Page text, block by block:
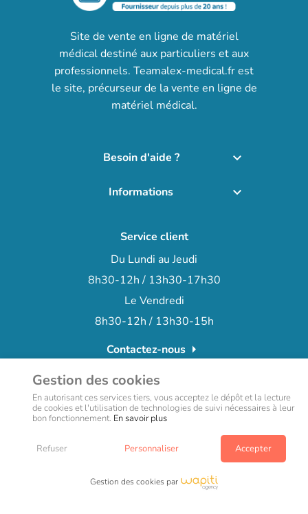
Site de vente en ligne de matériel
médical destiné aux particuliers et aux
professionnels. Teamalex-medical.fr est
le site, précurseur de la vente en ligne de
matériel médical.
Besoin d'aide ? 
Informations 
Service client
Du Lundi au Jeudi
8h30-12h / 13h30-17h30
Le Vendredi
8h30-12h / 13h30-15h
Contactez-nousarrow_right
phone+33 (0)3 66 72 15 78
Copyright © teamalex-medical technologies 2022- site web réalisé
par l’agence Wapiti
Gestion des cookies
En autorisant ces services tiers, vous acceptez le dépôt et la lecture
de cookies et l'utilisation de technologies de suivi nécessaires à leur
bon fonctionnement. En savoir plus
Refuser Personnaliser Accepter
Gestion des cookies par